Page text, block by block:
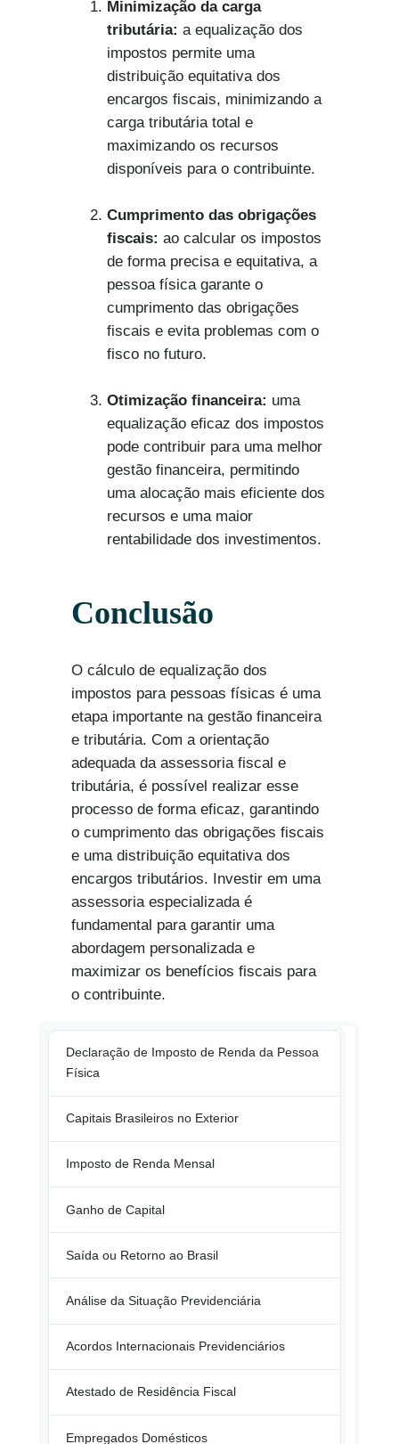
Minimização da carga
tributária: a equalização dos
impostos permite uma
distribuição equitativa dos
encargos fiscais, minimizando a
carga tributária total e
maximizando os recursos
disponíveis para o contribuinte.
Cumprimento das obrigações
fiscais: ao calcular os impostos
de forma precisa e equitativa, a
pessoa física garante o
cumprimento das obrigações
fiscais e evita problemas com o
fisco no futuro.
Otimização financeira: uma
equalização eficaz dos impostos
pode contribuir para uma melhor
gestão financeira, permitindo
uma alocação mais eficiente dos
recursos e uma maior
rentabilidade dos investimentos.
Conclusão
O cálculo de equalização dos
impostos para pessoas físicas é uma
etapa importante na gestão financeira
e tributária. Com a orientação
adequada da assessoria fiscal e
tributária, é possível realizar esse
processo de forma eficaz, garantindo
o cumprimento das obrigações fiscais
e uma distribuição equitativa dos
encargos tributários. Investir em uma
assessoria especializada é
fundamental para garantir uma
abordagem personalizada e
maximizar os benefícios fiscais para
o contribuinte.
Declaração de Imposto de Renda da Pessoa
Física
Capitais Brasileiros no Exterior
Imposto de Renda Mensal
Ganho de Capital
Saída ou Retorno ao Brasil
Análise da Situação Previdenciária
Acordos Internacionais Previdenciários
Atestado de Residência Fiscal
Empregados Domésticos